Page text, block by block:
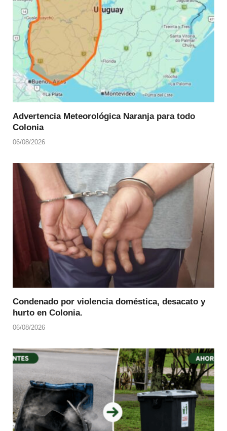
Advertencia Meteorológica Naranja para todo
Colonia
06/08/2026
Condenado por violencia doméstica, desacato y
hurto en Colonia.
06/08/2026